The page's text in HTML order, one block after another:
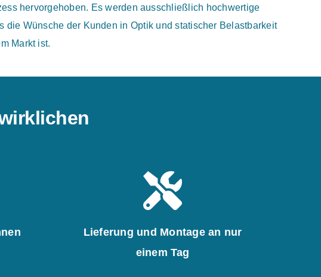
hervorgehoben. Es werden ausschließlich hochwertige
Wünsche der Kunden in Optik und statischer Belastbarkeit
Markt ist.
Lieferung und Montage an nur
einem Tag